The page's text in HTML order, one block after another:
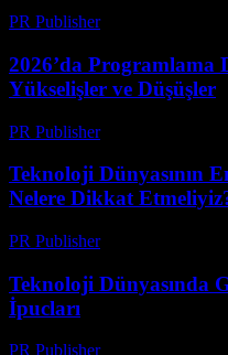
PR Publisher-
2026’da Programlama
Yükselişler ve Düşüşler
PR Publisher-
Teknoloji Dünyasının
Nelere Dikkat
PR Publisher-
Teknoloji Dünyasında
İpucları
PR Publisher-